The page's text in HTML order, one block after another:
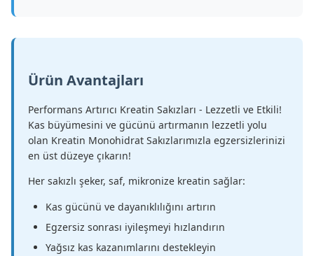
Ürün Avantajları
Performans Artırıcı Kreatin Sakızları - Lezzetli ve Etkili!
Kas büyümesini ve gücünü artırmanın lezzetli yolu
olan Kreatin Monohidrat Sakızlarımızla egzersizlerinizi
en üst düzeye çıkarın!
Her sakızlı şeker, saf, mikronize kreatin sağlar:
Kas gücünü ve dayanıklılığını artırın
Egzersiz sonrası iyileşmeyi hızlandırın
Yağsız kas kazanımlarını destekleyin